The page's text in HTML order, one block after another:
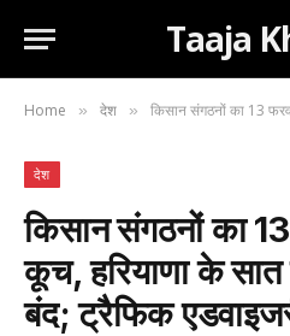
Taaja
Home » देश » किसान संगठनों का 13 फरवरी को दिल्ली
देश
किसान संगठनों का
कूच, हरियाणा के
बंद; ट्रैफिक